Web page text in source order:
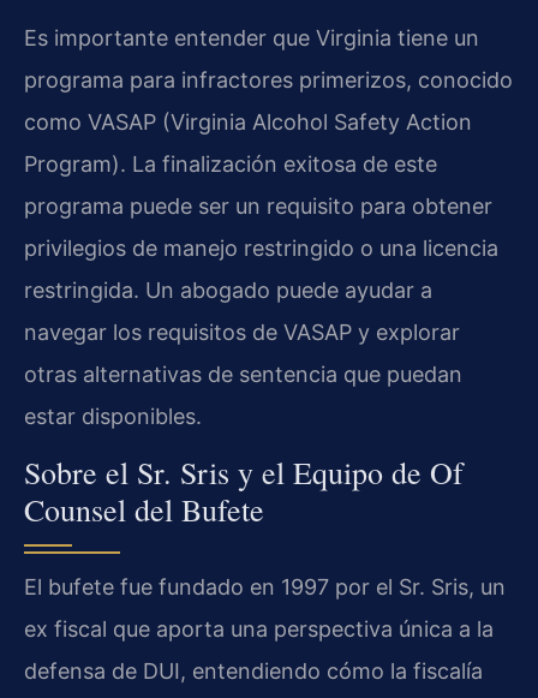
Es importante entender que Virginia tiene un
programa para infractores primerizos, conocido
como VASAP (Virginia Alcohol Safety Action
Program). La finalización exitosa de este
programa puede ser un requisito para obtener
privilegios de manejo restringido o una licencia
restringida. Un abogado puede ayudar a
navegar los requisitos de VASAP y explorar
otras alternativas de sentencia que puedan
estar disponibles.
Sobre el Sr. Sris y el Equipo de Of
Counsel del Bufete
El bufete fue fundado en 1997 por el Sr. Sris, un
ex fiscal que aporta una perspectiva única a la
defensa de DUI, entendiendo cómo la fiscalía